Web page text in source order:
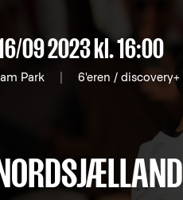
09 2023kl. 16:00
Park 6'eren / discovery+